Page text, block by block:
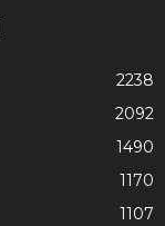
2238
2092
1490
1170
1107